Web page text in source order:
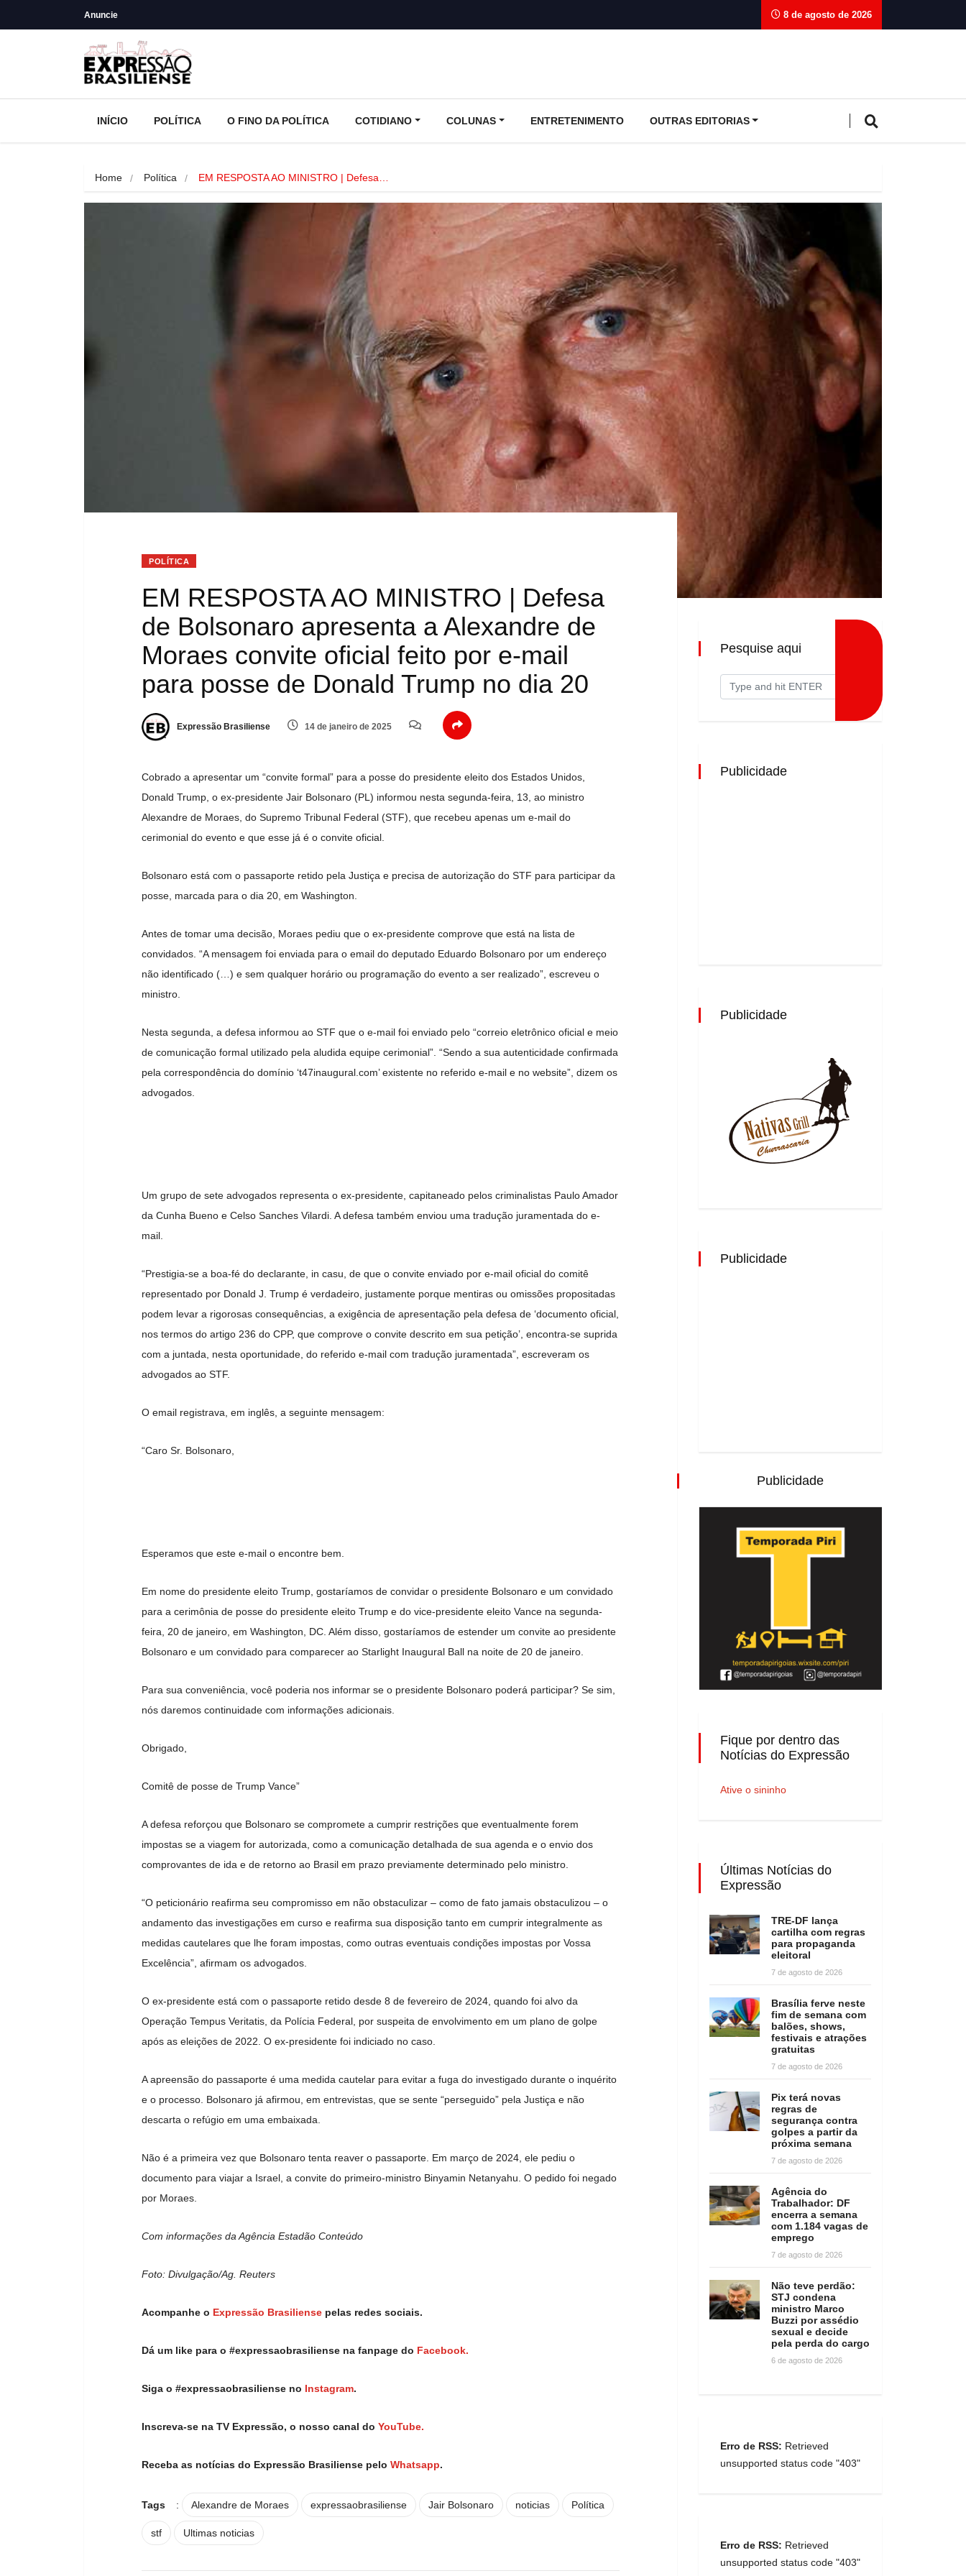
Anuncie 8 de agosto de 2026
INÍCIO POLÍTICA O FINO DA POLÍTICA COTIDIANO COLUNAS ENTRETENIMENTO OUTRAS EDITORIAS
Home Política EM RESPOSTA AO MINISTRO | Defesa…
POLÍTICA
EM RESPOSTA AO MINISTRO | Defesa
de Bolsonaro apresenta a Alexandre de
Moraes convite oficial feito por e-mail
para posse de Donald Trump no dia 20
Expressão Brasiliense 14 de janeiro de 2025
Cobrado a apresentar um “convite formal” para a posse do presidente eleito dos Estados Unidos,
Donald Trump, o ex-presidente Jair Bolsonaro (PL) informou nesta segunda-feira, 13, ao ministro
Alexandre de Moraes, do Supremo Tribunal Federal (STF), que recebeu apenas um e-mail do
cerimonial do evento e que esse já é o convite oficial.
Bolsonaro está com o passaporte retido pela Justiça e precisa de autorização do STF para participar da
posse, marcada para o dia 20, em Washington.
Antes de tomar uma decisão, Moraes pediu que o ex-presidente comprove que está na lista de
convidados. “A mensagem foi enviada para o email do deputado Eduardo Bolsonaro por um endereço
não identificado (…) e sem qualquer horário ou programação do evento a ser realizado”, escreveu o
ministro.
Nesta segunda, a defesa informou ao STF que o e-mail foi enviado pelo “correio eletrônico oficial e meio
de comunicação formal utilizado pela aludida equipe cerimonial”. “Sendo a sua autenticidade confirmada
pela correspondência do domínio ‘t47inaugural.com’ existente no referido e-mail e no website”, dizem os
advogados.
Um grupo de sete advogados representa o ex-presidente, capitaneado pelos criminalistas Paulo Amador
da Cunha Bueno e Celso Sanches Vilardi. A defesa também enviou uma tradução juramentada do e-
mail.
“Prestigia-se a boa-fé do declarante, in casu, de que o convite enviado por e-mail oficial do comitê
representado por Donald J. Trump é verdadeiro, justamente porque mentiras ou omissões propositadas
podem levar a rigorosas consequências, a exigência de apresentação pela defesa de ‘documento oficial,
nos termos do artigo 236 do CPP, que comprove o convite descrito em sua petição’, encontra-se suprida
com a juntada, nesta oportunidade, do referido e-mail com tradução juramentada”, escreveram os
advogados ao STF.
O email registrava, em inglês, a seguinte mensagem:
“Caro Sr. Bolsonaro,
Esperamos que este e-mail o encontre bem.
Em nome do presidente eleito Trump, gostaríamos de convidar o presidente Bolsonaro e um convidado
para a cerimônia de posse do presidente eleito Trump e do vice-presidente eleito Vance na segunda-
feira, 20 de janeiro, em Washington, DC. Além disso, gostaríamos de estender um convite ao presidente
Bolsonaro e um convidado para comparecer ao Starlight Inaugural Ball na noite de 20 de janeiro.
Para sua conveniência, você poderia nos informar se o presidente Bolsonaro poderá participar? Se sim,
nós daremos continuidade com informações adicionais.
Obrigado,
Comitê de posse de Trump Vance”
A defesa reforçou que Bolsonaro se compromete a cumprir restrições que eventualmente forem
impostas se a viagem for autorizada, como a comunicação detalhada de sua agenda e o envio dos
comprovantes de ida e de retorno ao Brasil em prazo previamente determinado pelo ministro.
“O peticionário reafirma seu compromisso em não obstaculizar – como de fato jamais obstaculizou – o
andamento das investigações em curso e reafirma sua disposição tanto em cumprir integralmente as
medidas cautelares que lhe foram impostas, como outras eventuais condições impostas por Vossa
Excelência”, afirmam os advogados.
O ex-presidente está com o passaporte retido desde 8 de fevereiro de 2024, quando foi alvo da
Operação Tempus Veritatis, da Polícia Federal, por suspeita de envolvimento em um plano de golpe
após as eleições de 2022. O ex-presidente foi indiciado no caso.
A apreensão do passaporte é uma medida cautelar para evitar a fuga do investigado durante o inquérito
e o processo. Bolsonaro já afirmou, em entrevistas, que se sente “perseguido” pela Justiça e não
descarta o refúgio em uma embaixada.
Não é a primeira vez que Bolsonaro tenta reaver o passaporte. Em março de 2024, ele pediu o
documento para viajar a Israel, a convite do primeiro-ministro Binyamin Netanyahu. O pedido foi negado
por Moraes.
Com informações da Agência Estadão Conteúdo
Foto: Divulgação/Ag. Reuters
Acompanhe o Expressão Brasiliense pelas redes sociais.
Dá um like para o #expressaobrasiliense na fanpage do Facebook.
Siga o #expressaobrasiliense no Instagram.
Inscreva-se na TV Expressão, o nosso canal do YouTube.
Receba as notícias do Expressão Brasiliense pelo Whatsapp.
Tags : Alexandre de Moraes expressaobrasiliense Jair Bolsonaro noticias Política
stf Ultimas noticias
Pesquise aqui
Publicidade
Publicidade
Publicidade
Publicidade
Fique por dentro das
Notícias do Expressão
Ative o sininho
Últimas Notícias do
Expressão
TRE-DF lança
cartilha com regras
para propaganda
eleitoral
7 de agosto de 2026
Brasília ferve neste
fim de semana com
balões, shows,
festivais e atrações
gratuitas
7 de agosto de 2026
Pix terá novas
regras de
segurança contra
golpes a partir da
próxima semana
7 de agosto de 2026
Agência do
Trabalhador: DF
encerra a semana
com 1.184 vagas de
emprego
7 de agosto de 2026
Não teve perdão:
STJ condena
ministro Marco
Buzzi por assédio
sexual e decide
pela perda do cargo
6 de agosto de 2026
Erro de RSS: Retrieved
unsupported status code "403"
Erro de RSS: Retrieved
unsupported status code "403"